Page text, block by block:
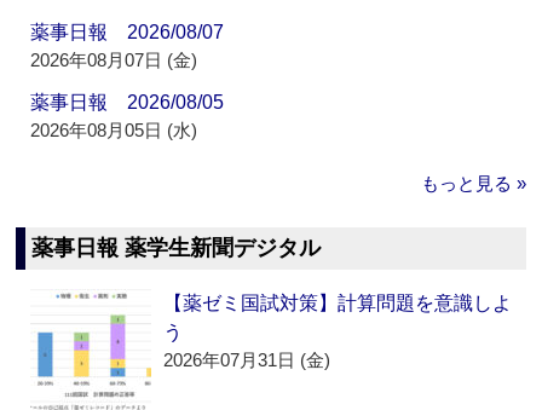
薬事日報 2026/08/07
2026年08月07日 (金)
薬事日報 2026/08/05
2026年08月05日 (水)
もっと見る »
薬事日報 薬学生新聞デジタル
【薬ゼミ国試対策】計算問題を意識しよ
う
2026年07月31日 (金)